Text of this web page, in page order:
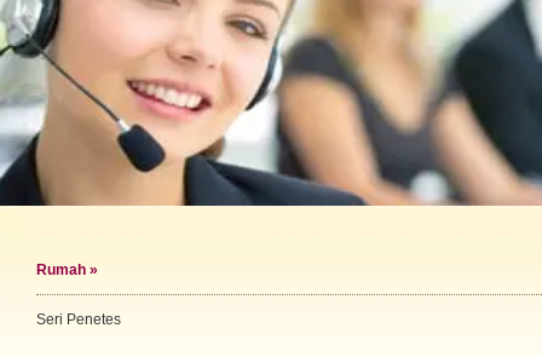
Rumah »
Seri Penetes